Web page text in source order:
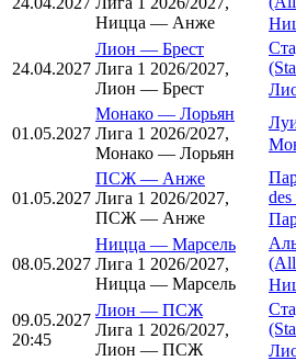
Ницца — Анже
24.04.2027
Лион — Брест
Лига 1 2026/2027,
Лион — Брест
01.05.2027
Монако — Лорьян
Лига 1 2026/2027,
Монако — Лорьян
01.05.2027
ПСЖ — Анже
Лига 1 2026/2027,
ПСЖ — Анже
des
08.05.2027
Ницца — Марсель
Лига 1 2026/2027,
Ницца — Марсель
09.05.2027
20:45
Лион — ПСЖ
Лига 1 2026/2027,
Лион — ПСЖ